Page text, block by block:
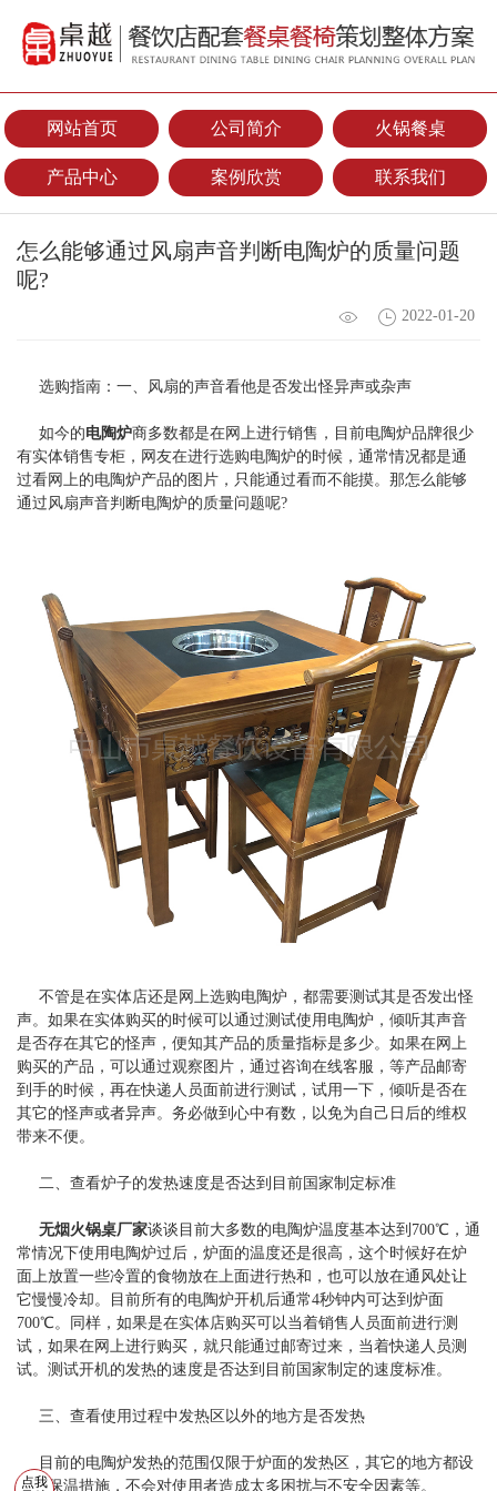
网站首页 公司简介 火锅餐桌
产品中心 案例欣赏 联系我们
怎么能够通过风扇声音判断电陶炉的质量问题
呢?
2022-01-20
选购指南：一、风扇的声音看他是否发出怪异声或杂声
如今的电陶炉商多数都是在网上进行销售，目前电陶炉品牌很少
有实体销售专柜，网友在进行选购电陶炉的时候，通常情况都是通
过看网上的电陶炉产品的图片，只能通过看而不能摸。那怎么能够
通过风扇声音判断电陶炉的质量问题呢?
不管是在实体店还是网上选购电陶炉，都需要测试其是否发出怪
声。如果在实体购买的时候可以通过测试使用电陶炉，倾听其声音
是否存在其它的怪声，便知其产品的质量指标是多少。如果在网上
购买的产品，可以通过观察图片，通过咨询在线客服，等产品邮寄
到手的时候，再在快递人员面前进行测试，试用一下，倾听是否在
其它的怪声或者异声。务必做到心中有数，以免为自己日后的维权
带来不便。
二、查看炉子的发热速度是否达到目前国家制定标准
无烟火锅桌厂家谈谈目前大多数的电陶炉温度基本达到700℃，通
常情况下使用电陶炉过后，炉面的温度还是很高，这个时候好在炉
面上放置一些冷置的食物放在上面进行热和，也可以放在通风处让
它慢慢冷却。目前所有的电陶炉开机后通常4秒钟内可达到炉面
700℃。同样，如果是在实体店购买可以当着销售人员面前进行测
试，如果在网上进行购买，就只能通过邮寄过来，当着快递人员测
试。测试开机的发热的速度是否达到目前国家制定的速度标准。
三、查看使用过程中发热区以外的地方是否发热
目前的电陶炉发热的范围仅限于炉面的发热区，其它的地方都设
置人保温措施，不会对使用者造成太多困扰与不安全因素等。
点我